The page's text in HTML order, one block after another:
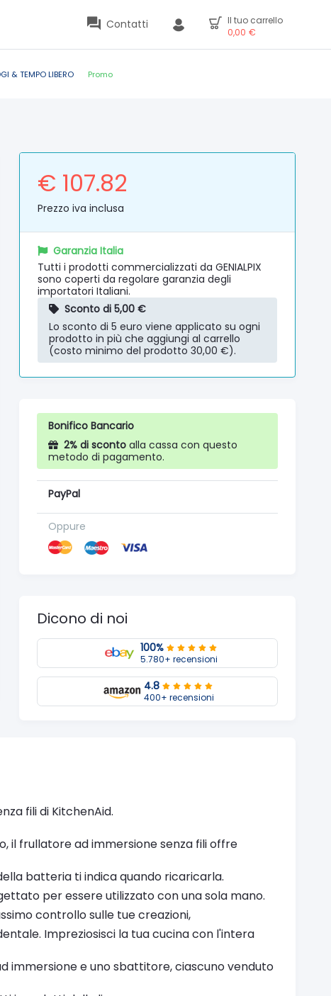
Contatti
Il tuo carrello
0,00 €
& TEMPO LIBERO Promo
€ 107.82
Prezzo iva inclusa
Garanzia Italia
Tutti i prodotti commercializzati da GENIALPIX
sono coperti da regolare garanzia degli
importatori Italiani.
Sconto di 5,00 €
Lo sconto di 5 euro viene applicato su ogni
prodotto in più che aggiungi al carrello
(costo minimo del prodotto 30,00 €).
Bonifico Bancario
2% di sconto alla cassa con questo
metodo di pagamento.
PayPal
Oppure
Dicono di noi
100%
5.780+ recensioni
4.8
400+ recensioni
fili di KitchenAid.
il frullatore ad immersione senza fili offre
batteria ti indica quando ricaricarla.
per essere utilizzato con una sola mano.
controllo sulle tue creazioni,
Impreziosisci la tua cucina con l'intera
immersione e uno sbattitore, ciascuno venduto